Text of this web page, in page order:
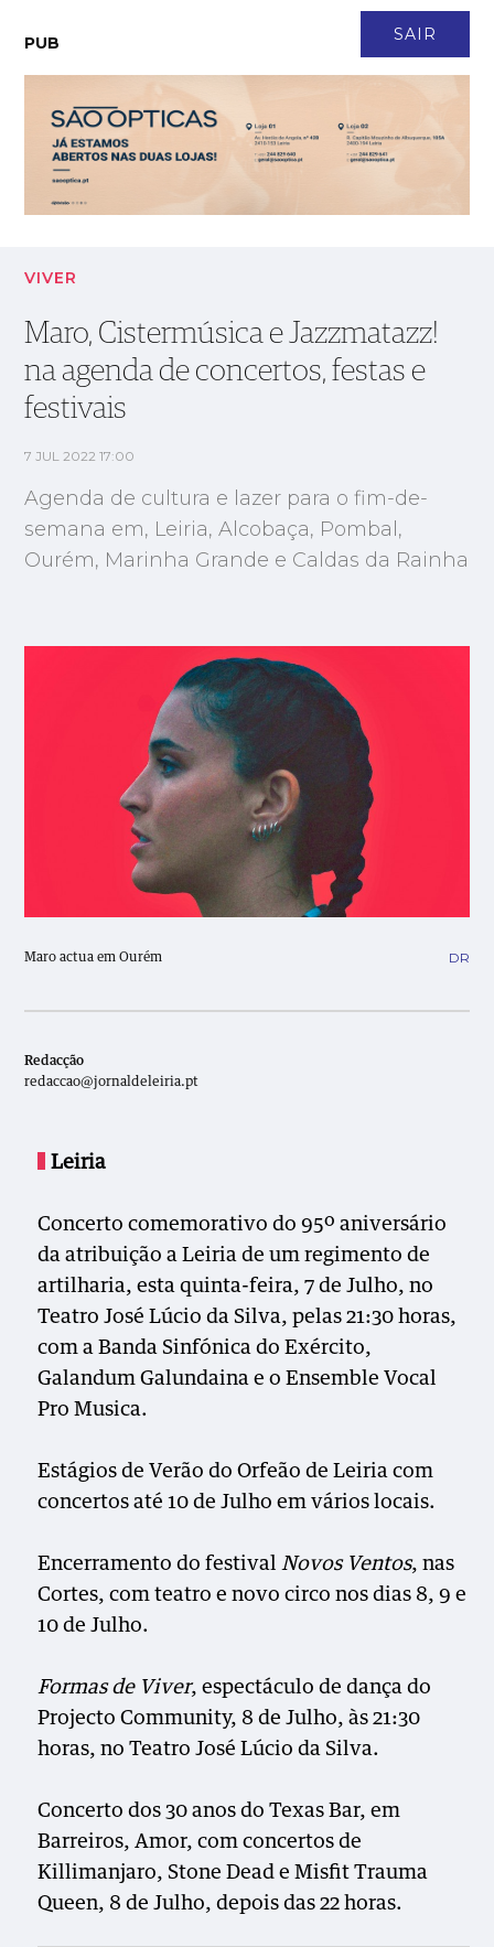
SAIR
PUB
Maro, Cistermúsica e Jazzmatazz! na agenda de concertos,
festas e festivais
VIVER
Maro, Cistermúsica e Jazzmatazz!
na agenda de concertos, festas e
festivais
7 JUL 2022 17:00
Agenda de cultura e lazer para o fim-de-
semana em, Leiria, Alcobaça, Pombal,
Ourém, Marinha Grande e Caldas da Rainha
Maro actua em Ourém DR
Redacção
redaccao@jornaldeleiria.pt
Leiria
Concerto comemorativo do 95º aniversário
da atribuição a Leiria de um regimento de
artilharia, esta quinta-feira, 7 de Julho, no
Teatro José Lúcio da Silva, pelas 21:30 horas,
com a Banda Sinfónica do Exército,
Galandum Galundaina e o Ensemble Vocal
Pro Musica.
Estágios de Verão do Orfeão de Leiria com
concertos até 10 de Julho em vários locais.
Encerramento do festivalNovos Ventos, nas
Cortes, com teatro e novo circo nos dias 8, 9 e
10 de Julho.
Formas de Viver, espectáculo de dança do
Projecto Community, 8 de Julho, às 21:30
horas, no Teatro José Lúcio da Silva.
Concerto dos 30 anos do Texas Bar, em
Barreiros, Amor, com concertos de
Killimanjaro, Stone Dead e Misfit Trauma
Queen, 8 de Julho, depois das 22 horas.